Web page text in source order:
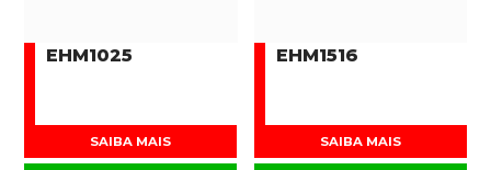
EHM1025
SAIBA MAIS
EHM1516
SAIBA MAIS